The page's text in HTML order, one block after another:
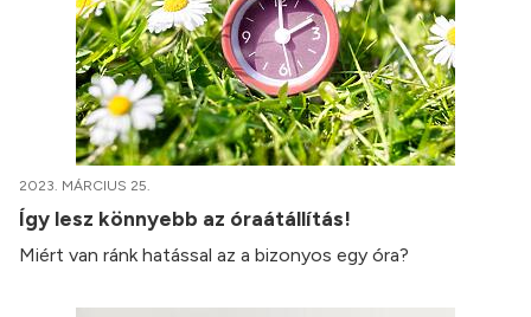
2023. MÁRCIUS 25.
Így lesz könnyebb az óraátállítás!
Miért van ránk hatással az a bizonyos egy óra?